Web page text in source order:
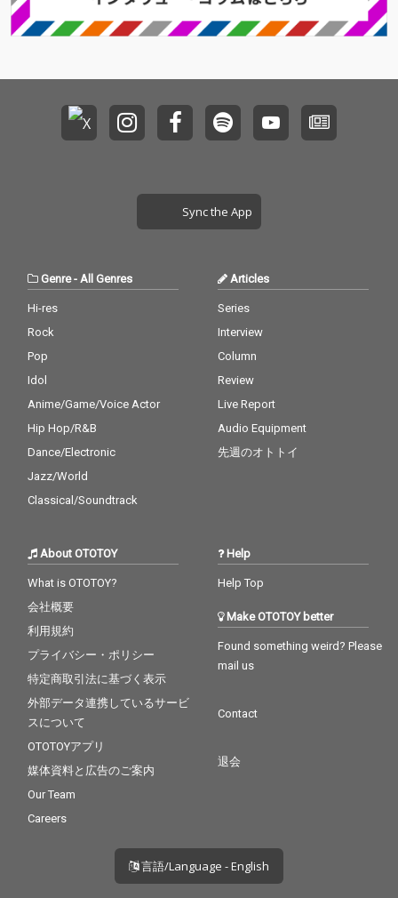
Sync the App
Genre- All Genres
Hi-res
Rock
Pop
Idol
Anime/Game/Voice Actor
Hip Hop/R&B
Dance/Electronic
Jazz/World
Classical/Soundtrack
Articles
Series
Interview
Column
Review
Live Report
Audio Equipment
先週のオトトイ
About OTOTOY
What is OTOTOY?
会社概要
利用規約
プライバシー・ポリシー
特定商取引法に基づく表示
外部データ連携しているサービ
スについて
OTOTOYアプリ
媒体資料と広告のご案内
Our Team
Careers
Help
Help Top
Make OTOTOY better
Found something weird? Please
mail us
Contact
退会
言語/Language - English